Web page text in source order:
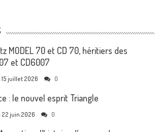
MODEL 70 et CD 70, héritiers des
et CD6007
15 juillet 2026 0
: le nouvel esprit Triangle
22 juin 2026 0